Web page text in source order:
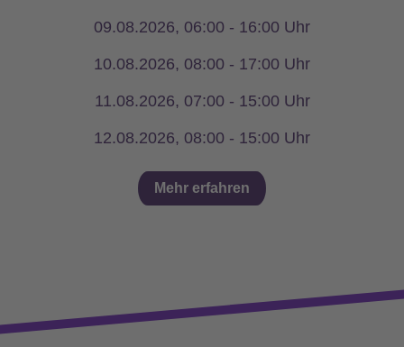
09.08.2026, 06:00 - 16:00 Uhr
10.08.2026, 08:00 - 17:00 Uhr
11.08.2026, 07:00 - 15:00 Uhr
12.08.2026, 08:00 - 15:00 Uhr
Mehr erfahren